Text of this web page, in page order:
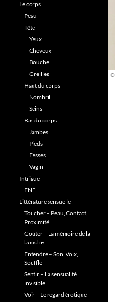
©
Le corps
Peau
Tête
Yeux
Cheveux
Bouche
Oreilles
Haut du corps
Nombril
Seins
Bas du corps
Jambes
Pieds
Fesses
Vagin
Intrigue
FNE
Littérature sensuelle
Toucher – Peau, Contact,
Proximité
Goûter – La mémoire de la
bouche
Entendre – Son, Voix,
Souffle
Sentir – La sensualité
invisible
Voir – Le regard érotique